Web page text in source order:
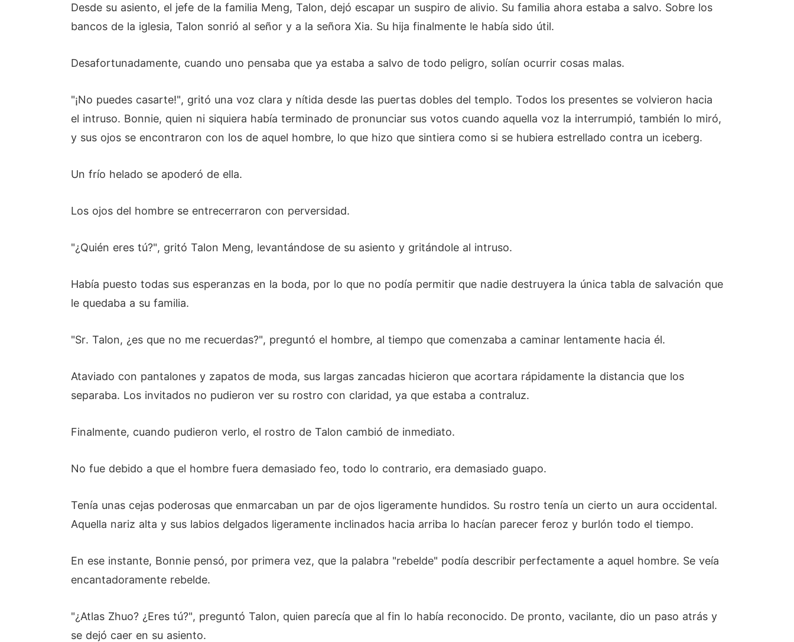
Desde su asiento, el jefe de la familia Meng, Talon, dejó escapar un suspiro de alivio. Su familia ahora estaba a salvo. Sobre los
bancos de la iglesia, Talon sonrió al señor y a la señora Xia. Su hija finalmente le había sido útil.
Desafortunadamente, cuando uno pensaba que ya estaba a salvo de todo peligro, solían ocurrir cosas malas.
"¡No puedes casarte!", gritó una voz clara y nítida desde las puertas dobles del templo. Todos los presentes se volvieron hacia
el intruso. Bonnie, quien ni siquiera había terminado de pronunciar sus votos cuando aquella voz la interrumpió, también lo miró,
y sus ojos se encontraron con los de aquel hombre, lo que hizo que sintiera como si se hubiera estrellado contra un iceberg.
Un frío helado se apoderó de ella.
Los ojos del hombre se entrecerraron con perversidad.
"¿Quién eres tú?", gritó Talon Meng, levantándose de su asiento y gritándole al intruso.
Había puesto todas sus esperanzas en la boda, por lo que no podía permitir que nadie destruyera la única tabla de salvación que
le quedaba a su familia.
"Sr. Talon, ¿es que no me recuerdas?", preguntó el hombre, al tiempo que comenzaba a caminar lentamente hacia él.
Ataviado con pantalones y zapatos de moda, sus largas zancadas hicieron que acortara rápidamente la distancia que los
separaba. Los invitados no pudieron ver su rostro con claridad, ya que estaba a contraluz.
Finalmente, cuando pudieron verlo, el rostro de Talon cambió de inmediato.
No fue debido a que el hombre fuera demasiado feo, todo lo contrario, era demasiado guapo.
Tenía unas cejas poderosas que enmarcaban un par de ojos ligeramente hundidos. Su rostro tenía un cierto un aura occidental.
Aquella nariz alta y sus labios delgados ligeramente inclinados hacia arriba lo hacían parecer feroz y burlón todo el tiempo.
En ese instante, Bonnie pensó, por primera vez, que la palabra "rebelde" podía describir perfectamente a aquel hombre. Se veía
encantadoramente rebelde.
"¿Atlas Zhuo? ¿Eres tú?", preguntó Talon, quien parecía que al fin lo había reconocido. De pronto, vacilante, dio un paso atrás y
se dejó caer en su asiento.